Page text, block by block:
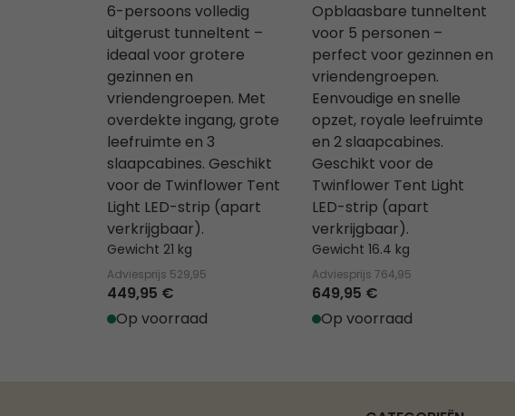
6-persoons volledig
uitgerust tunneltent –
ideaal voor grotere
gezinnen en
vriendengroepen. Met
overdekte ingang, grote
leefruimte en 3
slaapcabines. Geschikt
voor de Twinflower Tent
Light LED-strip (apart
verkrijgbaar).
Gewicht 21 kg
Adviesprijs 529,95
449,95 €
Op voorraad
Opblaasbare tunneltent
voor 5 personen –
perfect voor gezinnen en
vriendengroepen.
Eenvoudige en snelle
opzet, royale leefruimte
en 2 slaapcabines.
Geschikt voor de
Twinflower Tent Light
LED-strip (apart
verkrijgbaar).
Gewicht 16.4 kg
Adviesprijs 764,95
649,95 €
Op voorraad